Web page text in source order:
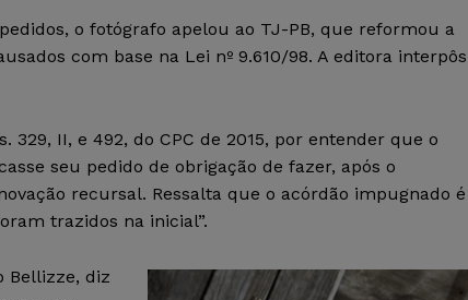
o fotógrafo apelou ao TJ-PB, que reformou a
com base na Lei nº 9.610/98. A editora interpôs
II, e 492, do CPC de 2015, por entender que o
seu pedido de obrigação de fazer, após o
recursal. Ressalta que o acórdão impugnado é
trazidos na inicial”.
Bellizze, diz